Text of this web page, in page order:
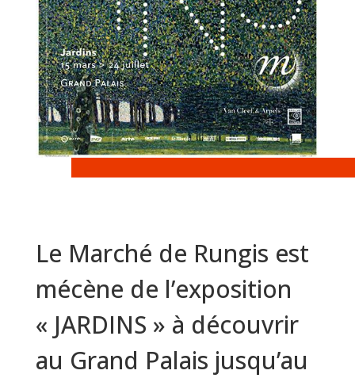
Le Marché de Rungis est
mécène de l’exposition
« JARDINS » à découvrir
au Grand Palais jusqu’au